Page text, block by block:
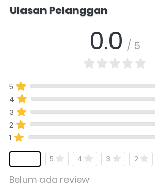
Ulasan Pelanggan
0.0 / 5
5
4
3
2
1
5 4 3 2
Belum ada review